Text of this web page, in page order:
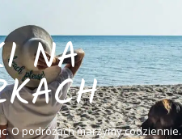
NA
O podróżach marzymy codziennie.